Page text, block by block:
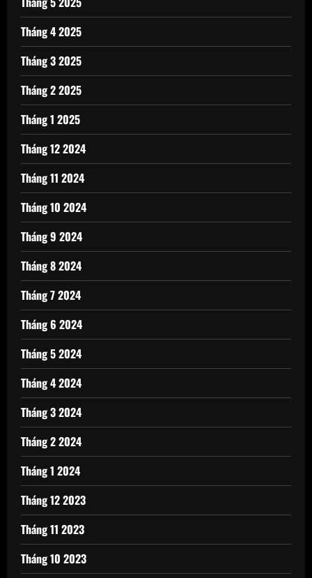
Tháng 4 2025
Tháng 3 2025
Tháng 2 2025
Tháng 1 2025
Tháng 12 2024
Tháng 11 2024
Tháng 10 2024
Tháng 9 2024
Tháng 8 2024
Tháng 7 2024
Tháng 6 2024
Tháng 5 2024
Tháng 4 2024
Tháng 3 2024
Tháng 2 2024
Tháng 1 2024
Tháng 12 2023
Tháng 11 2023
Tháng 10 2023